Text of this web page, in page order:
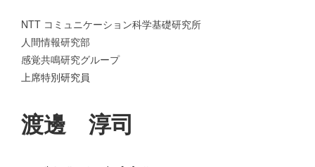
NTT コミュニケーション科学基礎研究所
人間情報研究部
感覚共鳴研究グループ
上席特別研究員
渡邊 淳司